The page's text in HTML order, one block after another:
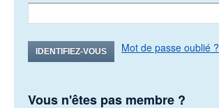
IDENTIFIEZ-VOUS Mot de passe oublié ?
Vous n'êtes pas membre ?